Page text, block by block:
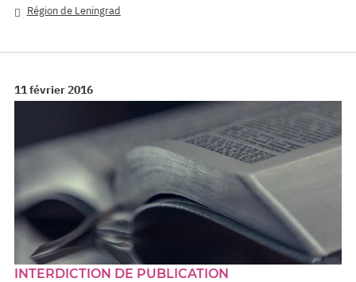
Région de Leningrad
11 février 2016
INTERDICTION DE PUBLICATION